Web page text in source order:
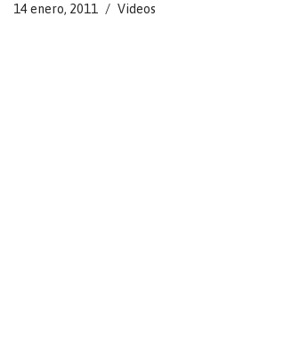
14 enero, 2011 Videos